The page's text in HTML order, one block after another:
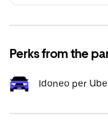
Perks from the
Idoneo per